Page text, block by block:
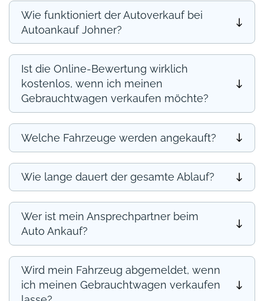
Wie funktioniert der Autoverkauf bei
Autoankauf Johner?
Ist die Online-Bewertung wirklich
kostenlos, wenn ich meinen
Gebrauchtwagen verkaufen möchte?
Welche Fahrzeuge werden angekauft?
Wie lange dauert der gesamte Ablauf?
Wer ist mein Ansprechpartner beim
Auto Ankauf?
Wird mein Fahrzeug abgemeldet, wenn
ich meinen Gebrauchtwagen verkaufen